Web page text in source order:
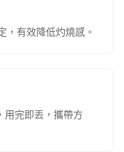
，有效降低灼燒感。
用完即丟，攜帶方